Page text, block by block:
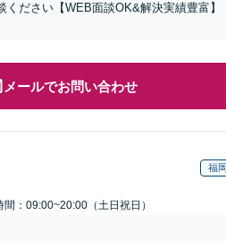
ださい【WEB面談OK&解決実績豊富】
メールでお問い合わせ
福
間：09:00~20:00（土日祝日）